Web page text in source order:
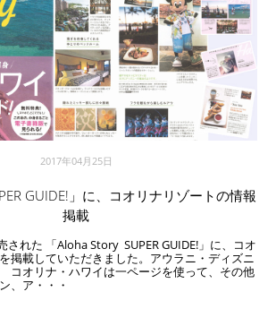
2017年04月25日
GUIDE!」に、コオリナリゾートの情報
掲載
された 「Aloha Story SUPER GUIDE!」に、コオ
掲載していただきました。アウラニ・ディズニ
コオリナ・ハワイは一ページを使って、その他
、ア・・・